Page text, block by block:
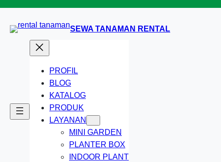
konten
SEWA TANAMAN RENTAL
PROFIL
BLOG
KATALOG
PRODUK
LAYANAN
MINI GARDEN
PLANTER BOX
INDOOR PLANT